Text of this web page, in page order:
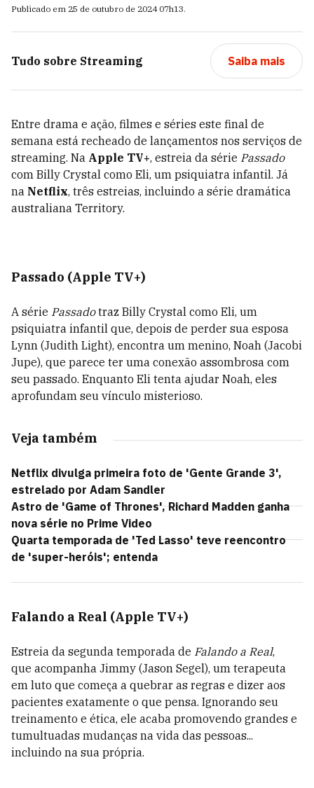
Publicado em 25 de outubro de 2024 07h13.
Tudo sobre Streaming Saiba mais
Entre drama e ação, filmes e séries este final de
semana está recheado de lançamentos nos serviços de
streaming. Na Apple TV+, estreia da série Passado
com Billy Crystal como Eli, um psiquiatra infantil. Já
na Netflix, três estreias, incluindo a série dramática
australiana Territory.
Passado (Apple TV+)
A série Passadotraz Billy Crystal como Eli, um
psiquiatra infantil que, depois de perder sua esposa
Lynn (Judith Light), encontra um menino, Noah (Jacobi
Jupe), que parece ter uma conexão assombrosa com
seu passado. Enquanto Eli tenta ajudar Noah, eles
aprofundam seu vínculo misterioso.
Veja também
Netflix divulga primeira foto de 'Gente Grande 3',
estrelado por Adam Sandler
Astro de 'Game of Thrones', Richard Madden ganha
nova série no Prime Video
Quarta temporada de 'Ted Lasso' teve reencontro
de 'super-heróis'; entenda
Falando a Real (Apple TV+)
Estreia da segunda temporada de Falando a Real,
que acompanha Jimmy (Jason Segel), um terapeuta
em luto que começa a quebrar as regras e dizer aos
pacientes exatamente o que pensa. Ignorando seu
treinamento e ética, ele acaba promovendo grandes e
tumultuadas mudanças na vida das pessoas...
incluindo na sua própria.